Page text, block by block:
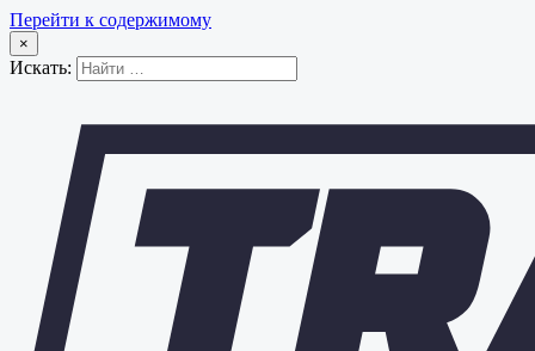
Перейти к содержимому
×
Искать: